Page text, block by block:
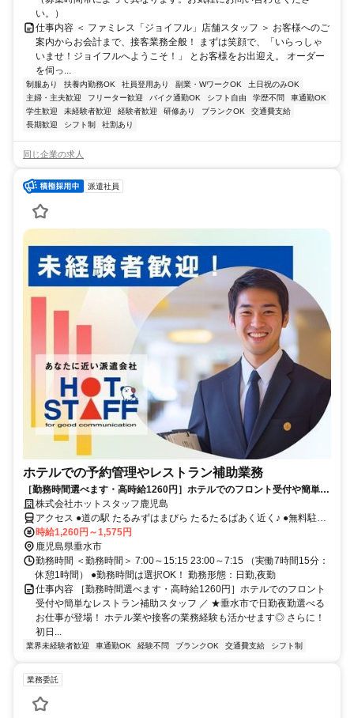
い。）
仕事内容 ＜ ファミレス「ジョイフル」店舗スタッフ ＞ お客様へのご
案内からお会計まで、接客業務全般！ まずは笑顔で、「いらっしゃ
いませ！ジョイフルへようこそ！」 とお客様をお出迎え。 オーダー
を伺っ...
制服あり 扶養内勤務OK 社員登用あり 副業・WワークOK
土日祝のみOK
主婦・主夫歓迎
フリーター歓迎 バイク通勤OK シフト自由 学歴不問
車通勤OK
学生歓迎
未経験者歓迎 経験者歓迎 研修あり ブランクOK
交通費支給
長期歓迎
シフト制 社割あり
同じ企業の求人
派遣社員
ホテルでの予約管理やレストラン補助業務
［勤務時間選べます・高時給1260円］ホテルでのフロント受付や簡単な
レストラン補助スタッフ
株式会社ホットスタッフ鹿児島
アクセス ●道の駅 たるみずはまびら たるたるぱあく近く♪ ●無料駐車
場完備 ●交通費規定内支給！
時給1,260円～1,575円
鹿児島県垂水市
勤務時間 ＜勤務時間＞ 7:00～15:15 23:00～7:15 （実働7時間15分：
休憩1時間） ●勤務時間は選択OK！ 勤務形態：日勤,夜勤
仕事内容 ［勤務時間選べます・高時給1260円］ホテルでのフロント
受付や簡単なレストラン補助スタッフ ／ ★垂水市で日勤夜勤選べる
お仕事が登場！ ホテル業や接客の業務経験も活かせます◎ さらに！
初日...
業界未経験者歓迎 車通勤OK 経験不問 ブランクOK 交通費支給 シフト制
業務委託